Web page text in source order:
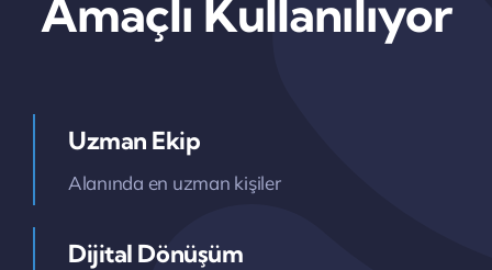
Amaçlı Kullanılıyor
Uzman Ekip
Alanında en uzman kişiler
Dijital Dönüşüm